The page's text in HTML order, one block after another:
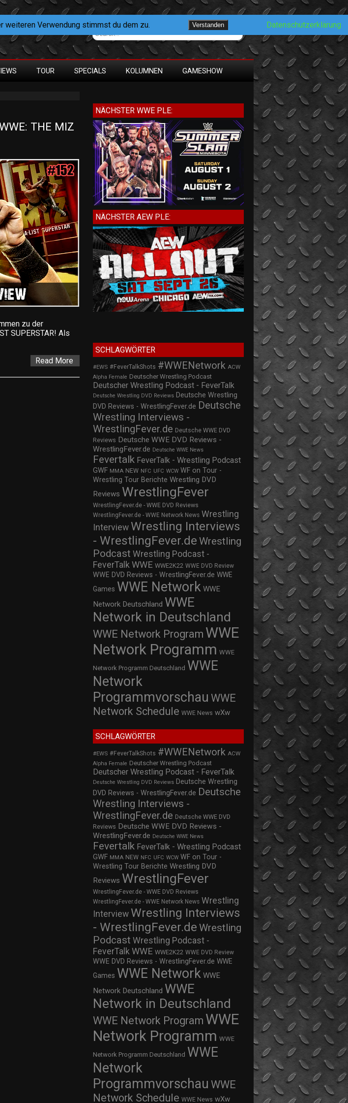
TOUR SPECIALS KOLUMNEN GAMESHOW
THE MIZ
zu der
SUPERSTAR! Als
Read More
NÄCHSTER WWE PLE:
NÄCHSTER AEW PLE:
SCHLAGWÖRTER
#EWS #FeverTalkShots #WWENetwork ACW
Alpha Female Deutscher Wrestling Podcast
Deutscher Wrestling Podcast - FeverTalk
Deutsche Wrestling DVD Reviews Deutsche Wrestling
DVD Reviews - WrestlingFever.de Deutsche
Wrestling Interviews -
WrestlingFever.de Deutsche WWE DVD
Reviews Deutsche WWE DVD Reviews -
WrestlingFever.de Deutsche WWE News
Fevertalk FeverTalk - Wrestling Podcast
GWF MMA NEW NFC UFC WCW WF on Tour -
Wrestling Tour Berichte Wrestling DVD
Reviews WrestlingFever
WrestlingFever.de - WWE DVD Reviews
WrestlingFever.de - WWE Network News Wrestling
Interview Wrestling Interviews
- WrestlingFever.de Wrestling
Podcast Wrestling Podcast -
FeverTalk WWE WWE2K22 WWE DVD Review
WWE DVD Reviews - WrestlingFever.de WWE
Games WWE Network WWE
Network Deutschland WWE
Network in Deutschland
WWE Network Program WWE
Network Programm WWE
Network Programm Deutschland WWE
Network
Programmvorschau WWE
Network Schedule WWE News wXw
SCHLAGWÖRTER
#EWS #FeverTalkShots #WWENetwork ACW
Alpha Female Deutscher Wrestling Podcast
Deutscher Wrestling Podcast - FeverTalk
Deutsche Wrestling DVD Reviews Deutsche Wrestling
DVD Reviews - WrestlingFever.de Deutsche
Wrestling Interviews -
WrestlingFever.de Deutsche WWE DVD
Reviews Deutsche WWE DVD Reviews -
WrestlingFever.de Deutsche WWE News
Fevertalk FeverTalk - Wrestling Podcast
GWF MMA NEW NFC UFC WCW WF on Tour -
Wrestling Tour Berichte Wrestling DVD
Reviews WrestlingFever
WrestlingFever.de - WWE DVD Reviews
WrestlingFever.de - WWE Network News Wrestling
Interview Wrestling Interviews
- WrestlingFever.de Wrestling
Podcast Wrestling Podcast -
FeverTalk WWE WWE2K22 WWE DVD Review
WWE DVD Reviews - WrestlingFever.de WWE
Games WWE Network WWE
Network Deutschland WWE
Network in Deutschland
WWE Network Program WWE
Network Programm WWE
Network Programm Deutschland WWE
Network
Programmvorschau WWE
Network Schedule WWE News wXw
Verwendung stimmst du dem zu. Verstanden Datenschutzerklärung